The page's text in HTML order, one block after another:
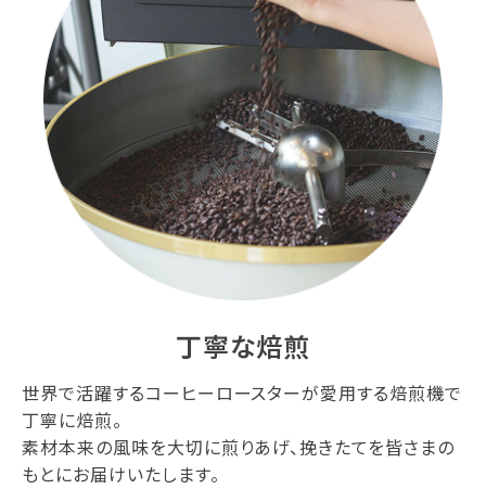
丁寧な焙煎
世界で活躍するコーヒーロースターが愛用する焙煎機で
丁寧に焙煎。
素材本来の風味を大切に煎りあげ、挽きたてを皆さまの
もとにお届けいたします。